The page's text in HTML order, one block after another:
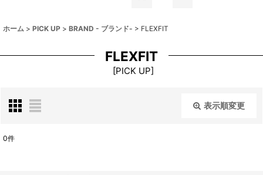
ホーム > PICK UP > BRAND - ブランド- > FLEXFIT
FLEXFIT
[PICK UP]
表示順変更
0件